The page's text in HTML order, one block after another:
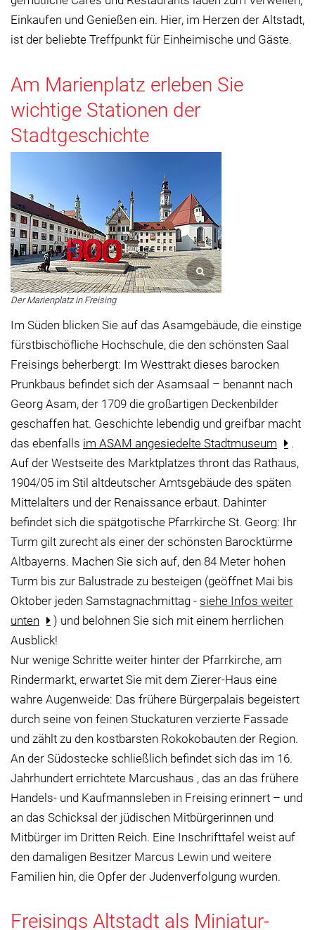
Einkaufen und Genießen ein. Hier, im Herzen der Altstadt,
ist der beliebte Treffpunkt für Einheimische und Gäste.
Am Marienplatz erleben Sie
wichtige Stationen der
Stadtgeschichte
Der Marienplatz in Freising
Im Süden blicken Sie auf das Asamgebäude, die einstige
fürstbischöfliche Hochschule, die den schönsten Saal
Freisings beherbergt: Im Westtrakt dieses barocken
Prunkbaus befindet sich der Asamsaal – benannt nach
Georg Asam, der 1709 die großartigen Deckenbilder
geschaffen hat. Geschichte lebendig und greifbar macht
das ebenfalls im ASAM angesiedelte Stadtmuseum
.
Auf der Westseite des Marktplatzes thront das Rathaus,
1904/05 im Stil altdeutscher Amtsgebäude des späten
Mittelalters und der Renaissance erbaut. Dahinter
befindet sich die spätgotische Pfarrkirche St. Georg: Ihr
Turm gilt zurecht als einer der schönsten Barocktürme
Altbayerns. Machen Sie sich auf, den 84 Meter hohen
Turm bis zur Balustrade zu besteigen (geöffnet Mai bis
Oktober jeden Samstagnachmittag - siehe Infos weiter
unten
) und belohnen Sie sich mit einem herrlichen
Ausblick!
Nur wenige Schritte weiter hinter der Pfarrkirche, am
Rindermarkt, erwartet Sie mit dem Zierer-Haus eine
wahre Augenweide: Das frühere Bürgerpalais begeistert
durch seine von feinen Stuckaturen verzierte Fassade
und zählt zu den kostbarsten Rokokobauten der Region.
An der Südostecke schließlich befindet sich das im 16.
Jahrhundert errichtete Marcushaus , das an das frühere
Handels- und Kaufmannsleben in Freising erinnert – und
an das Schicksal der jüdischen Mitbürgerinnen und
Mitbürger im Dritten Reich. Eine Inschrifttafel weist auf
den damaligen Besitzer Marcus Lewin und weitere
Familien hin, die Opfer der Judenverfolgung wurden.
Freisings Altstadt als Miniatur-